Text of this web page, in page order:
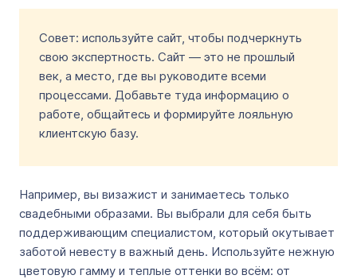
Совет: используйте сайт, чтобы подчеркнуть
свою экспертность. Сайт — это не прошлый
век, а место, где вы руководите всеми
процессами. Добавьте туда информацию о
работе, общайтесь и формируйте лояльную
клиентскую базу.
Например, вы визажист и занимаетесь только
свадебными образами. Вы выбрали для себя быть
поддерживающим специалистом, который окутывает
заботой невесту в важный день. Используйте нежную
цветовую гамму и теплые оттенки во всём: от